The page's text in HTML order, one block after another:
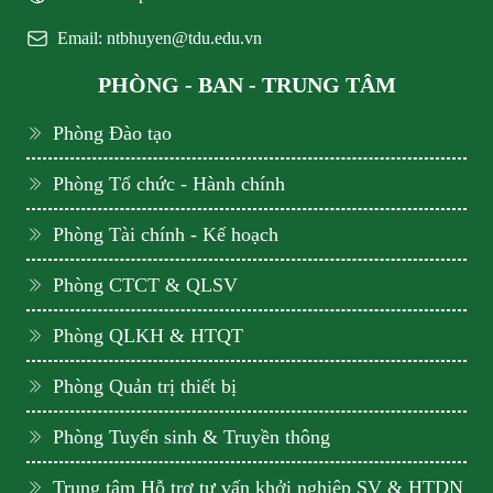
Email: ntbhuyen@tdu.edu.vn
PHÒNG - BAN - TRUNG TÂM
Phòng Đào tạo
Phòng Tổ chức - Hành chính
Phòng Tài chính - Kế hoạch
Phòng CTCT & QLSV
Phòng QLKH & HTQT
Phòng Quản trị thiết bị
Phòng Tuyển sinh & Truyền thông
Trung tâm Hỗ trợ tư vấn khởi nghiệp SV & HTDN